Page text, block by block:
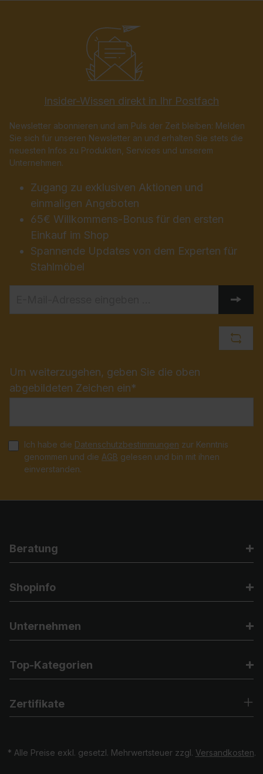
Insider-Wissen direkt in Ihr Postfach
Newsletter abonnieren und am Puls der Zeit bleiben: Melden
Sie sich für unseren Newsletter an und erhalten Sie stets die
neuesten Infos zu Produkten, Services und unserem
Unternehmen.
Zugang zu exklusiven Aktionen und
einmaligen Angeboten
65€ Willkommens-Bonus für den ersten
Einkauf im Shop
Spannende Updates von dem Experten für
Stahlmöbel
Um weiterzugehen, geben Sie die oben
abgebildeten Zeichen ein*
Ich habe die Datenschutzbestimmungen zur Kenntnis
genommen und die AGB gelesen und bin mit ihnen
einverstanden.
Beratung
Shopinfo
Unternehmen
Top-Kategorien
Zertifikate
* Alle Preise exkl. gesetzl. Mehrwertsteuer zzgl. Versandkosten.